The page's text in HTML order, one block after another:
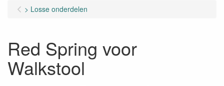
> Losse onderdelen
Red Spring voor
Walkstool